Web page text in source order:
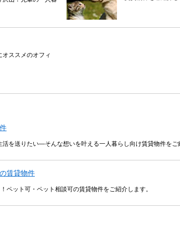
オススメのオフィ
を送りたい―そんな想いを叶える一人暮らし向け賃貸物件をご
賃貸物件
ペット可・ペット相談可の賃貸物件をご紹介します。